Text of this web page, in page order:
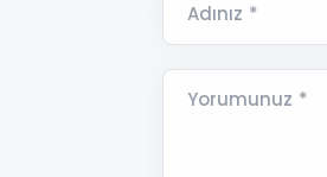
Adınız *
Yorumunuz *